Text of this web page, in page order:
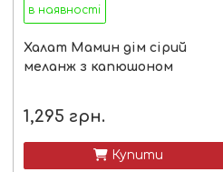
в наявності
Халат Мамин дім сірий
меланж з капюшоном
1,295 грн.
 Купити